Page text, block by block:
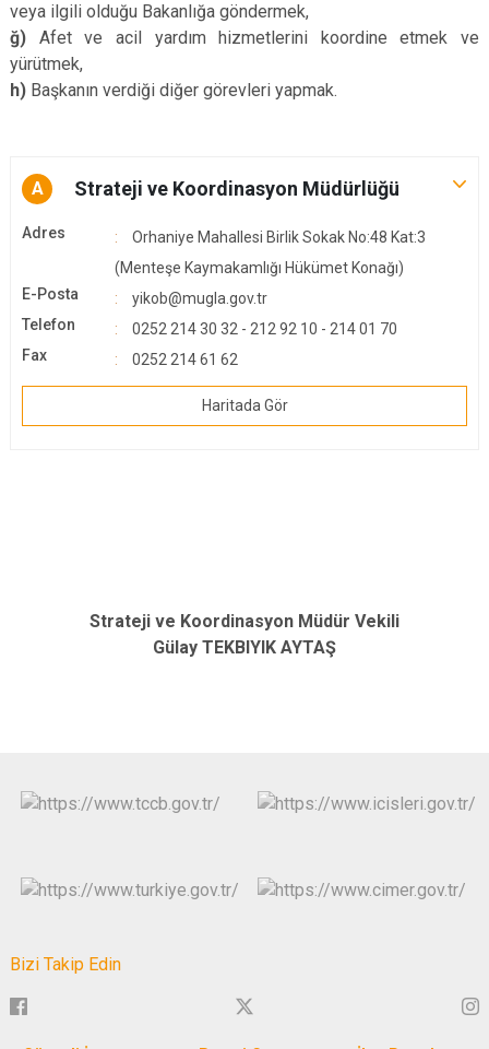
veya ilgili olduğu Bakanlığa göndermek,
ğ) Afet ve acil yardım hizmetlerini koordine etmek ve
yürütmek,
h) Başkanın verdiği diğer görevleri yapmak.
A Strateji ve Koordinasyon Müdürlüğü
Adres
Orhaniye Mahallesi Birlik Sokak No:48 Kat:3
(Menteşe Kaymakamlığı Hükümet Konağı)
E-Posta
yikob@mugla.gov.tr
Telefon
0252 214 30 32 - 212 92 10 - 214 01 70
Fax
0252 214 61 62
Haritada Gör
Strateji ve Koordinasyon Müdür Vekili
Gülay TEKBIYIK AYTAŞ
Bizi Takip Edin